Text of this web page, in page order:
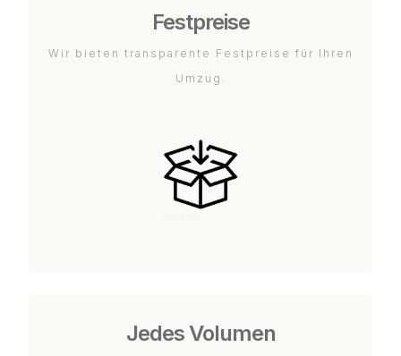
Festpreise
Wir bieten transparente Festpreise für Ihren
Umzug.
Jedes Volumen